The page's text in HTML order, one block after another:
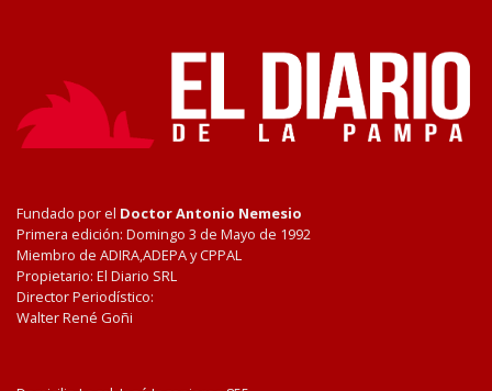
Fundado por el Doctor Antonio Nemesio
Primera edición: Domingo 3 de Mayo de 1992
Miembro de ADIRA,ADEPA y CPPAL
Propietario: El Diario SRL
Director Periodístico:
Walter René Goñi